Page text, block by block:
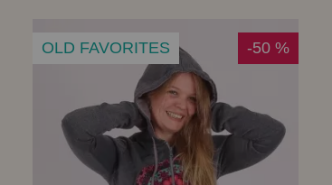
OLD FAVORITES -50 %